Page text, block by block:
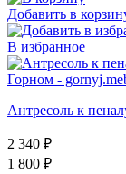
Добавить в
В избранное
Антресоль к
2 340 ₽
1 800 ₽